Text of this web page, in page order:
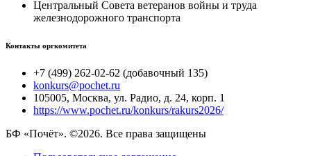
Центральный Совета ветеранов войны и труда
железнодорожного транспорта
Контакты оргкомитета
+7 (499) 262-02-62 (добавочный 135)
konkurs@pochet.ru
105005, Москва, ул. Радио, д. 24, корп. 1
https://www.pochet.ru/konkurs/rakurs2026/
БФ «Почёт». ©2026. Все права защищены